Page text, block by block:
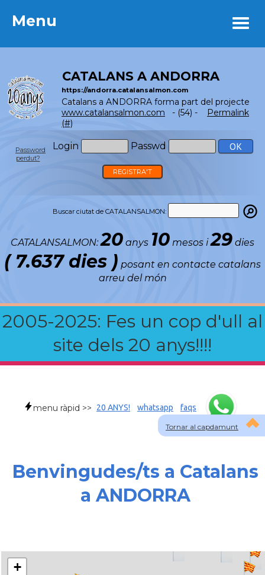
Menu
CATALANS A ANDORRA
https://andorra.catalansalmon.com
Catalans a ANDORRA forma part del projecte
www.catalansalmon.com - (54) -
Permalink
(#)
Login Passwd
Password
perdut?
REGISTRA'T
Buscar ciutat de CATALANSALMON:
CATALANSALMON:20 anys 10 mesos i29 dies
( 7.637 dies ) posant en contacte catalans
arreu del món
2005-2025: Fes un cop d'ull al
site dels 20 anys!!!!
Menu
Tornar al capdamunt
menu ràpid >> 20 ANYS! whatsapp faqs
Benvingudes/ts a Catalans
a ANDORRA
+